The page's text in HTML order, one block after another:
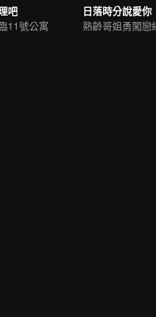
吧
11號公寓
日落時分說愛你
熟齡哥姐勇闖戀